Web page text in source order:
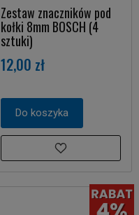
Zestaw znaczników pod
kołki 8mm BOSCH (4
sztuki)
12,00 zł
Do koszyka